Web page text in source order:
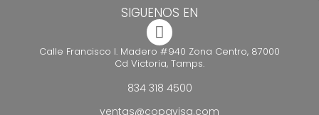
SIGUENOS EN
Calle Francisco I. Madero #940 Zona Centro, 87000
Cd Victoria, Tamps.
834 318 4500
ventas@copavisa.com